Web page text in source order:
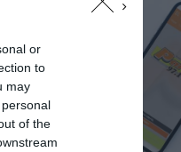
or
to
may
of the